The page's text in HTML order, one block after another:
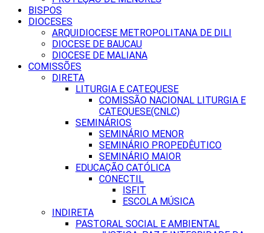
BISPOS
DIOCESES
ARQUIDIOCESE METROPOLITANA DE DILI
DIOCESE DE BAUCAU
DIOCESE DE MALIANA
COMISSÕES
DIRETA
LITURGIA E CATEQUESE
COMISSÃO NACIONAL LITURGIA E
CATEQUESE(CNLC)
SEMINÁRIOS
SEMINÁRIO MENOR
SEMINÁRIO PROPEDÊUTICO
SEMINÁRIO MAIOR
EDUCAÇÃO CATÓLICA
CONECTIL
ISFIT
ESCOLA MÚSICA
INDIRETA
PASTORAL SOCIAL E AMBIENTAL